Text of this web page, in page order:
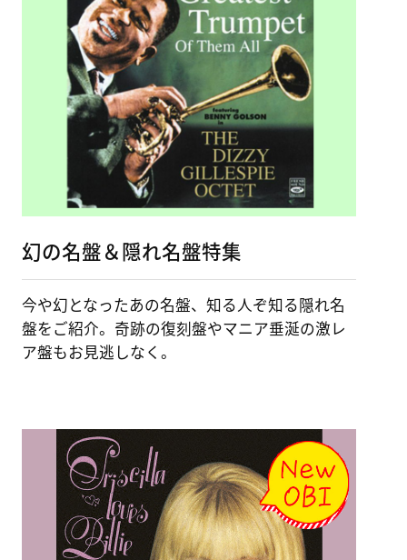
幻の名盤＆隠れ名盤特集
今や幻となったあの名盤、知る人ぞ知る隠れ名
盤をご紹介。奇跡の復刻盤やマニア垂涎の激レ
ア盤もお見逃しなく。